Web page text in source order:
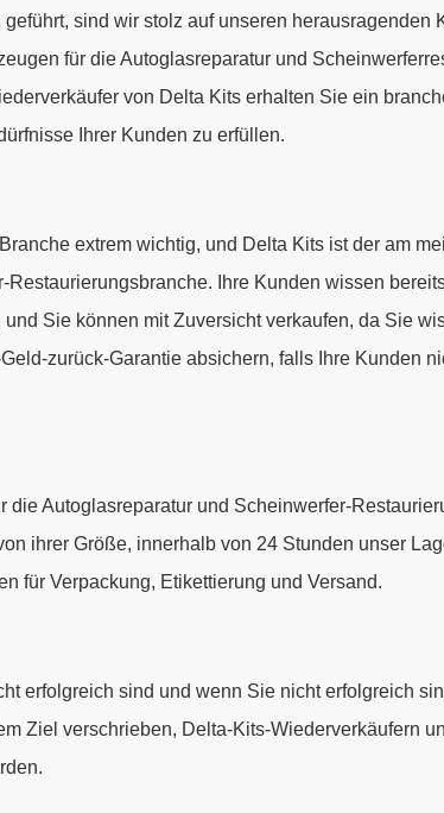
sind wir stolz auf unseren herausragenden
für die Autoglasreparatur und
von Delta Kits erhalten Sie ein
Ihrer Kunden zu erfüllen.
extrem wichtig, und Delta Kits ist der am
Ihre Kunden wissen
Sie können mit Zuversicht verkaufen, da Sie
zurück-Garantie absichern, falls Ihre Kunden
Autoglasreparatur und Scheinwerfer-
ihrer Größe, innerhalb von 24 Stunden unser
für Verpackung, Etikettierung und Versand.
erfolgreich sind und wenn Sie nicht erfolgreich
Ziel verschrieben, Delta-Kits-Wiederverkäufern